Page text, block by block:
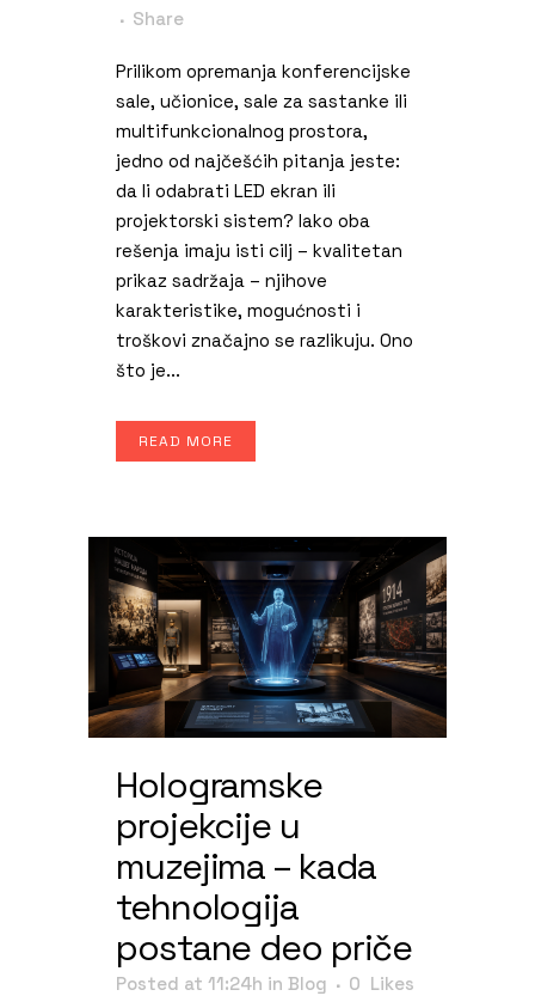
Share
Prilikom opremanja konferencijske
sale, učionice, sale za sastanke ili
multifunkcionalnog prostora,
jedno od najčešćih pitanja jeste:
da li odabrati LED ekran ili
projektorski sistem? Iako oba
rešenja imaju isti cilj – kvalitetan
prikaz sadržaja – njihove
karakteristike, mogućnosti i
troškovi značajno se razlikuju. Ono
što je...
READ MORE
Hologramske
projekcije u
muzejima – kada
tehnologija
postane deo priče
Posted at 11:24h in Blog 0 Likes